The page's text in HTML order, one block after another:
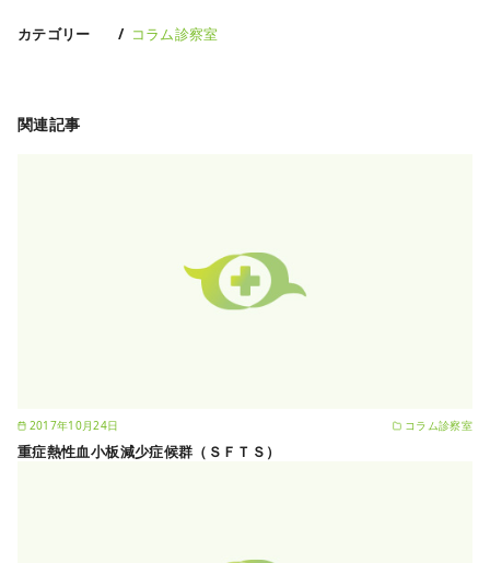
カテゴリー コラム診察室
関連記事
2017年10月24日 コラム診察室
重症熱性血小板減少症候群（ＳＦＴＳ）